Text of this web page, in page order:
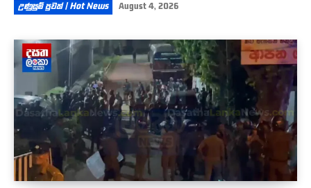
උණුසුම් පුවත් | Hot News August 4, 2026